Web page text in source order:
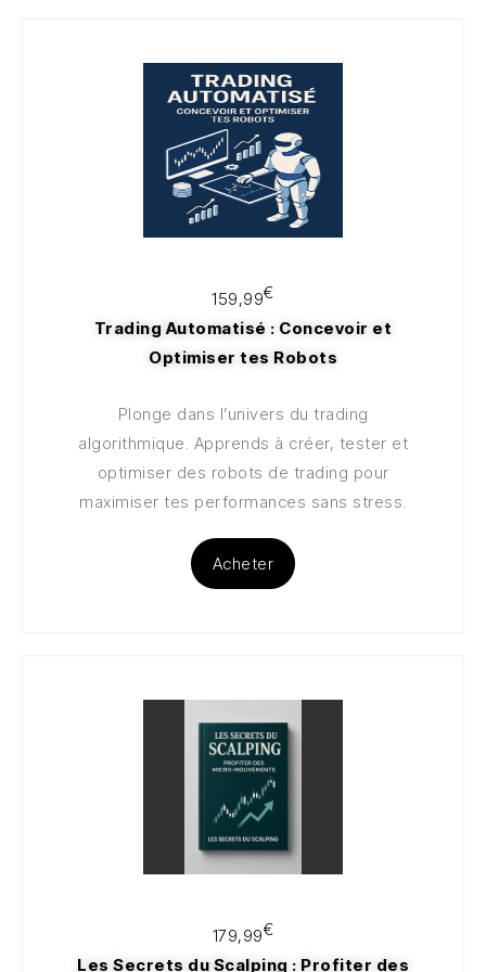
159,99€
Trading Automatisé : Concevoir et
Optimiser tes Robots
Plonge dans l’univers du trading
algorithmique. Apprends à créer, tester et
optimiser des robots de trading pour
maximiser tes performances sans stress.
Acheter
179,99€
Les Secrets du Scalping : Profiter des